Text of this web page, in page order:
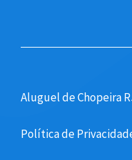
Aluguel de Chopeira
Política de